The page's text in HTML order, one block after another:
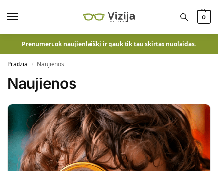
0
Prenumeruok naujienlaiškį ir gauk tik tau skirtas nuolaidas.
Pradžia / Naujienos
Naujienos